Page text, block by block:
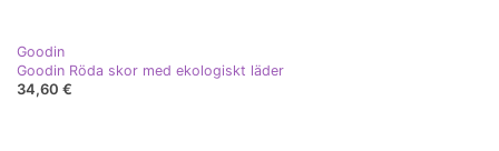
Goodin
Goodin Röda skor med ekologiskt läder
34,60 €